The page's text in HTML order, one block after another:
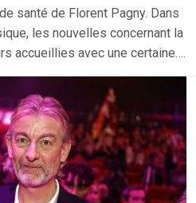
santé de Florent Pagny. Dans
les nouvelles concernant la
accueillies avec une certaine….